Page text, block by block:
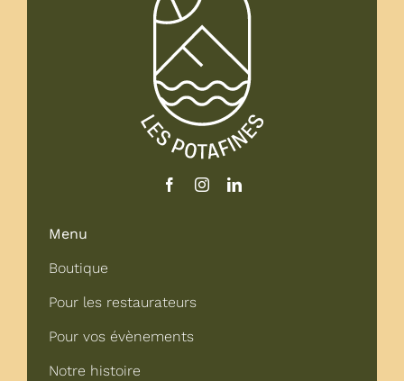
Menu
Boutique
Pour les restaurateurs
Pour vos évènements
Notre histoire